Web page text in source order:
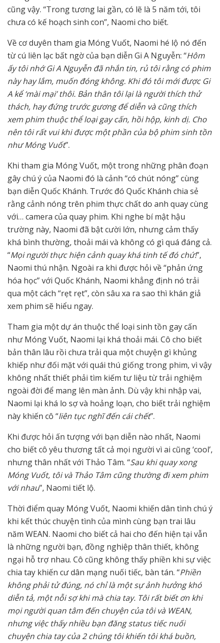
cũng vậy. “Trong tương lai gần, có lẽ là 5 năm tới, tôi
chưa có kế hoạch sinh con”, Naomi cho biết.
Về cơ duyên tham gia Móng Vuốt, Naomi hé lộ nó đến
từ cú liên lạc bất ngờ của bạn diễn Gi A Nguyễn: “Hôm
ấy tôi nhớ Gi A Nguyễn đã nhắn tin, rủ tôi rằng có phim
này hay lắm, muốn đóng không. Khi đó tôi mới được Gi
A kể ‘mài mại’ thôi. Bản thân tôi lại là người thích thử
thách, hay đứng trước gương để diễn và cũng thích
xem phim thuộc thể loại gay cấn, hồi hộp, kinh dị. Cho
nên tôi rất vui khi được một phần của bộ phim sinh tồn
như Móng Vuốt”.
Khi tham gia Móng Vuốt, một trong những phân đoạn
gây chú ý của Naomi đó là cảnh “có chút nóng” cùng
bạn diễn Quốc Khánh. Trước đó Quốc Khánh chia sẻ
rằng cảnh nóng trên phim thực chất do anh quay cùng
với… camera của quay phim. Khi nghe bí mật hậu
trường này, Naomi đã bật cười lớn, nhưng cảm thấy
khá bình thường, thoải mái và không có gì quá đáng cả.
“Mọi người thực hiện cảnh quay khá tinh tế đó chứ!”,
Naomi thú nhận. Ngoài ra khi được hỏi về “phản ứng
hóa học” với Quốc Khánh, Naomi khẳng định nó trải
qua một cách “rẹt rẹt”, còn sâu xa ra sao thì khán giả
xem phim sẽ hiểu ngay.
Tham gia một dự án thuộc thể loại sinh tồn gay cấn
như Móng Vuốt, Naomi lại khá thoải mái. Cô cho biết
bản thân lâu rồi chưa trải qua một chuyện gì khủng
khiếp như đối mặt với quái thú giống trong phim, vì vậy
không nhất thiết phải tìm kiếm tư liệu từ trải nghiệm
ngoài đời để mang lên màn ảnh. Dù vậy khi nhập vai,
Naomi lại khá lo sợ và hoảng loạn, cho biết trải nghiệm
này khiến cô “liên tục nghĩ đến cái chết”.
Khi được hỏi ấn tượng với bạn diễn nào nhất, Naomi
cho biết cô yêu thương tất cả mọi người vì ai cũng ‘cool’,
nhưng thân nhất với Thảo Tâm. “Sau khi quay xong
Móng Vuốt, tôi và Thảo Tâm cũng thường đi xem phim
với nhau”, Naomi tiết lộ.
Thời điểm quay Móng Vuốt, Naomi khiến dân tình chú ý
khi kết thúc chuyện tình của mình cùng bạn trai lâu
năm WEAN. Naomi cho biết cả hai cho đến hiện tại vẫn
là những người bạn, đồng nghiệp thân thiết, không
ngại hỗ trợ nhau. Cô cũng không thấy phiền khi sự việc
chia tay khiến cư dân mạng nuối tiếc, bàn tán. “Phiền
không phải tử đúng, nó chỉ là một sự ảnh hưởng khó
diễn tả, một nỗi sợ khi mà chia tay. Tôi rất biết ơn khi
mọi người quan tâm đến chuyện của tôi và WEAN,
nhưng việc thấy nhiều bạn đăng status tiếc nuối
chuyện chia tay của 2 chúng tôi khiến tôi khá buồn,